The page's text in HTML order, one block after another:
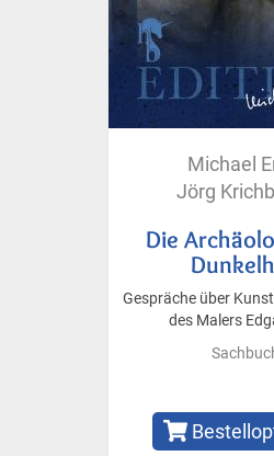
Michael
Jörg
Die
Gespräche über
des Malers